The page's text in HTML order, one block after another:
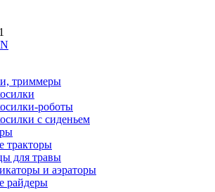
триммеры
роботы
с сиденьем
тракторы
для травы
и аэраторы
райдеры